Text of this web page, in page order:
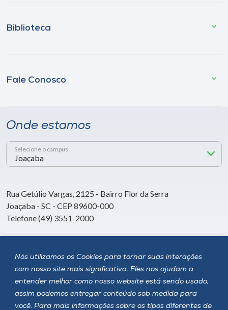
Nós utilizamos os Cookies para tornar suas interações
com nosso site mais significativa. Eles nos ajudam a
entender melhor como nosso website está sendo usado,
assim podemos entregar conteúdo sob medida para
você. Para mais informações sobre os tipos diferentes de
Biblioteca
Fale Conosco
Onde estamos
Selecione o campus
Rua Getúlio Vargas, 2125 - Bairro Flor da Serra
Joaçaba - SC - CEP 89600-000
Telefone (49) 3551-2000
Siga a Unoesc